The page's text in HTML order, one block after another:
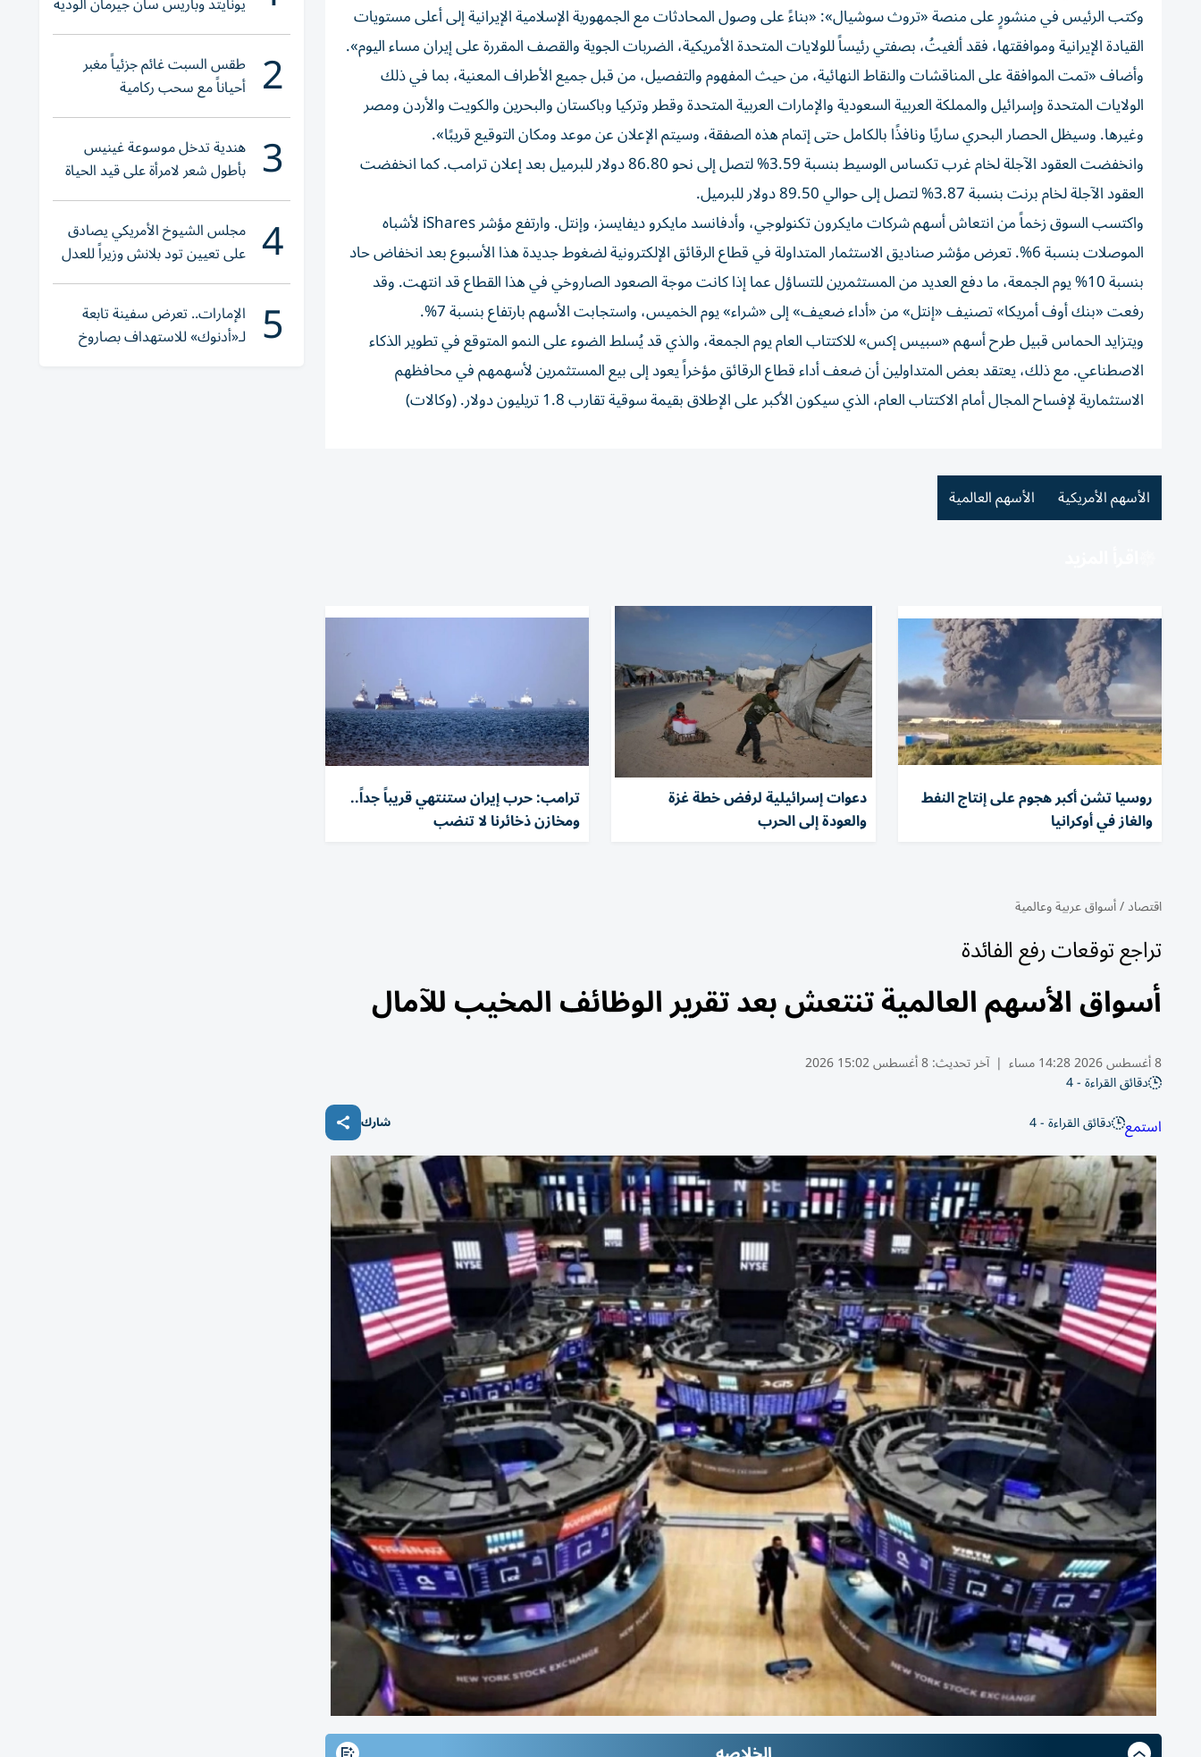
وكتب الرئيس في منشورٍ على منصة «تروث سوشيال»: «بناءً على وصول المحادثات مع الجمهورية الإسلامية الإيرانية إلى أعلى مستويات
القيادة الإيرانية وموافقتها، فقد ألغيتُ، بصفتي رئيساً للولايات المتحدة الأمريكية، الضربات الجوية والقصف المقررة على إيران مساء اليوم».
وأضاف «تمت الموافقة على المناقشات والنقاط النهائية، من حيث المفهوم والتفصيل، من قبل جميع الأطراف المعنية، بما في ذلك
الولايات المتحدة وإسرائيل والمملكة العربية السعودية والإمارات العربية المتحدة وقطر وتركيا وباكستان والبحرين والكويت والأردن ومصر
وغيرها. وسيظل الحصار البحري ساريًا ونافذًا بالكامل حتى إتمام هذه الصفقة، وسيتم الإعلان عن موعد ومكان التوقيع قريبًا».
وانخفضت العقود الآجلة لخام غرب تكساس الوسيط بنسبة 3.59% لتصل إلى نحو 86.80 دولار للبرميل بعد إعلان ترامب. كما انخفضت
العقود الآجلة لخام برنت بنسبة 3.87% لتصل إلى حوالي 89.50 دولار للبرميل.
واكتسب السوق زخماً من انتعاش أسهم شركات مايكرون تكنولوجي، وأدفانسد مايكرو ديفايسز، وإنتل. وارتفع مؤشر iShares لأشباه
الموصلات بنسبة 6%. تعرض مؤشر صناديق الاستثمار المتداولة في قطاع الرقائق الإلكترونية لضغوط جديدة هذا الأسبوع بعد انخفاض حاد
بنسبة 10% يوم الجمعة، ما دفع العديد من المستثمرين للتساؤل عما إذا كانت موجة الصعود الصاروخي في هذا القطاع قد انتهت. وقد
رفعت «بنك أوف أمريكا» تصنيف «إنتل» من «أداء ضعيف» إلى «شراء» يوم الخميس، واستجابت الأسهم بارتفاع بنسبة 7%.
ويتزايد الحماس قبيل طرح أسهم «سبيس إكس» للاكتتاب العام يوم الجمعة، والذي قد يُسلط الضوء على النمو المتوقع في تطوير الذكاء
الاصطناعي. مع ذلك، يعتقد بعض المتداولين أن ضعف أداء قطاع الرقائق مؤخراً يعود إلى بيع المستثمرين لأسهمهم في محافظهم
الاستثمارية لإفساح المجال أمام الاكتتاب العام، الذي سيكون الأكبر على الإطلاق بقيمة سوقية تقارب 1.8 تريليون دولار. (وكالات)
الأسهم الأمريكية الأسهم العالمية
روسيا تشن أكبر هجوم على إنتاج النفط
والغاز في أوكرانيا
دعوات إسرائيلية لرفض خطة غزة
والعودة إلى الحرب
ترامب: حرب إيران ستنتهي قريباً جداً..
ومخازن ذخائرنا لا تنضب
اقتصاد/أسواق عربية وعالمية
تراجع توقعات رفع الفائدة
أسواق الأسهم العالمية تنتعش بعد تقرير الوظائف المخيب للآمال
8 أغسطس 2026 14:28 مساء | آخر تحديث:8 أغسطس 15:02 2026
دقائق القراءة - 4
استمع دقائق القراءة - 4 شارك
والقنوات الناقلة
2 طقس السبت غائم جزئياً مغبر
أحياناً مع سحب ركامية
3 هندية تدخل موسوعة غينيس
بأطول شعر لامرأة على قيد الحياة
4 مجلس الشيوخ الأمريكي يصادق
على تعيين تود بلانش وزيراً للعدل
5 الإمارات.. تعرض سفينة تابعة
لـ«أدنوك» للاستهداف بصاروخ